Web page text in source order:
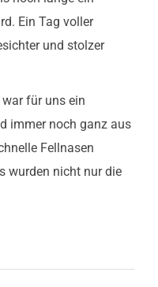
Ein Tag voller
und stolzer
für uns ein
immer noch ganz aus
Fellnasen
wurden nicht nur die